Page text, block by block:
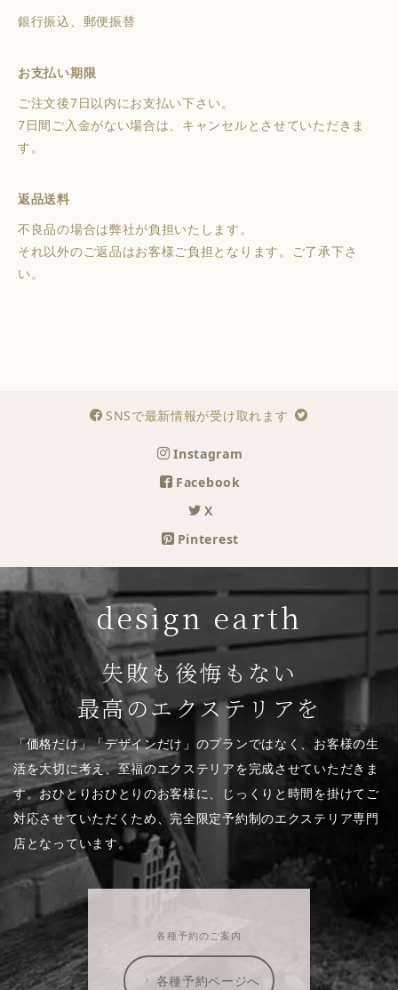
銀行振込、郵便振替
お支払い期限
ご注文後7日以内にお支払い下さい。
7日間ご入金がない場合は、キャンセルとさせていただきま
す。
返品送料
不良品の場合は弊社が負担いたします。
それ以外のご返品はお客様ご負担となります。ご了承下さ
い。
SNSで最新情報が受け取れます
Instagram
Facebook
X
Pinterest
design earth
失敗も後悔もない
最高のエクステリアを
「価格だけ」「デザインだけ」のプランではなく、お客様の生
活を大切に考え、至福のエクステリアを完成させていただきま
す。おひとりおひとりのお客様に、じっくりと時間を掛けてご
対応させていただくため、完全限定予約制のエクステリア専門
店となっています。
各種予約のご案内
各種予約ページへ